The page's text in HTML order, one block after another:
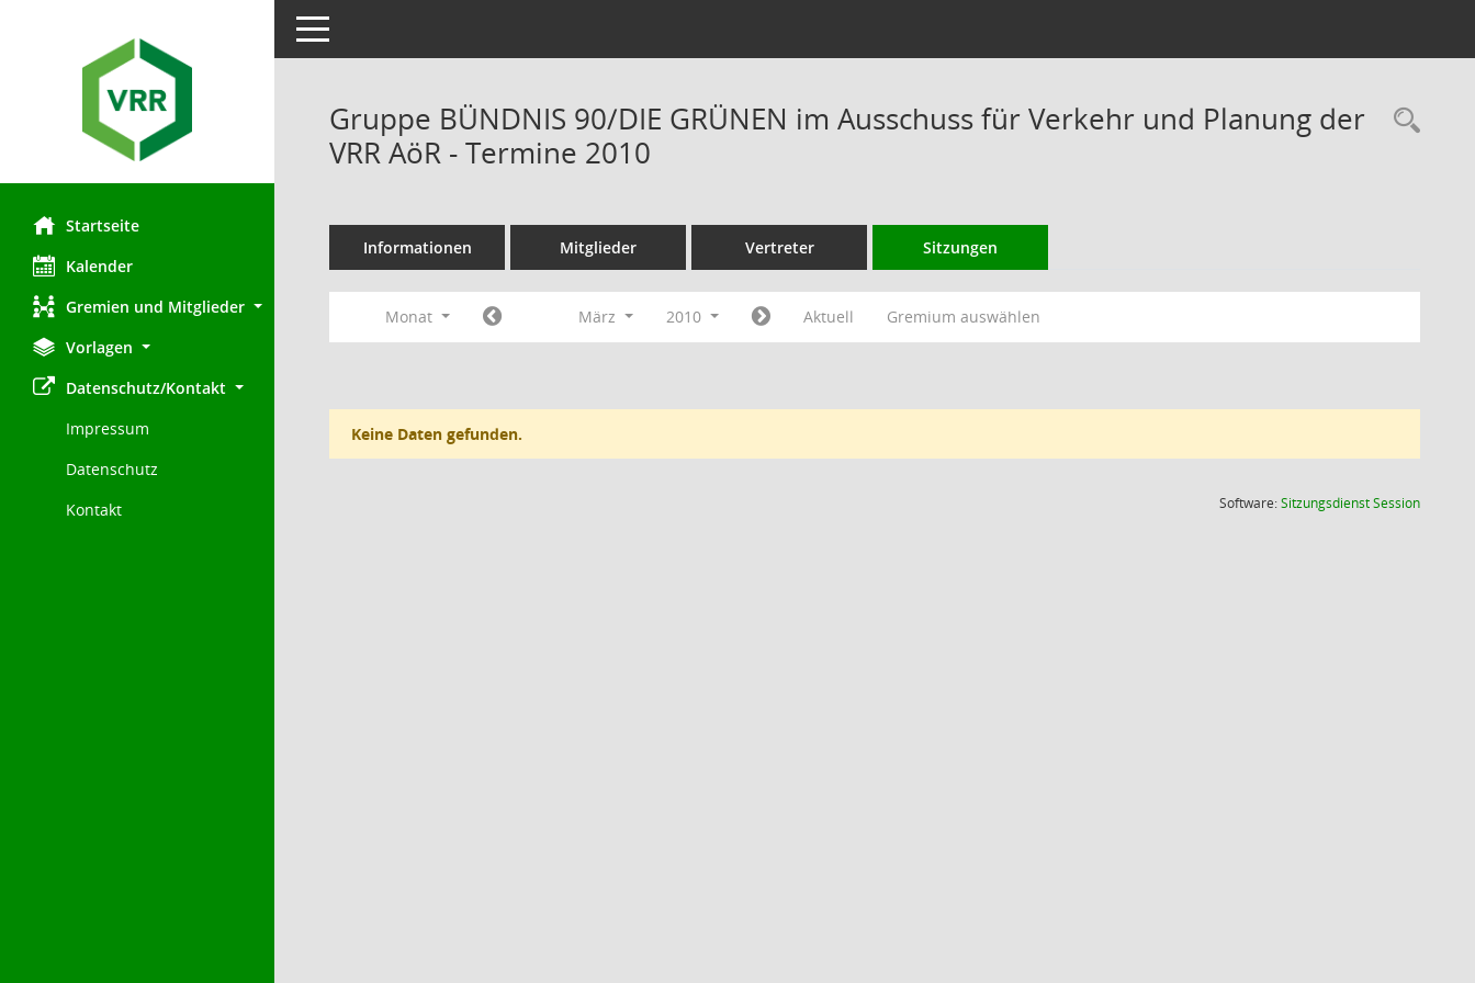
Startseite
Kalender
Gremien und Mitglieder
Vorlagen
Datenschutz/Kontakt
Impressum
Datenschutz
Kontakt
Toggle navigation
Gruppe BÜNDNIS 90/DIE GRÜNEN im Ausschuss für Verkehr und Planung der
VRR AöR - Termine 2010
Informationen Mitglieder Vertreter Sitzungen
Monat März 2010 Aktuell Gremium auswählen
Keine Daten gefunden.
Software:SitzungsdienstSession(Wird in